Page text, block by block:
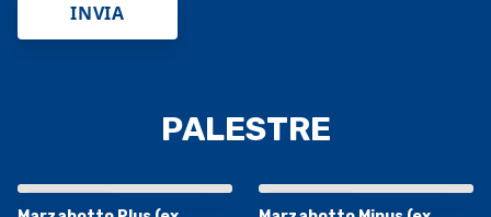
INVIA
PALESTRE
Visualizza mappa più grande Visualizza mappa più grande